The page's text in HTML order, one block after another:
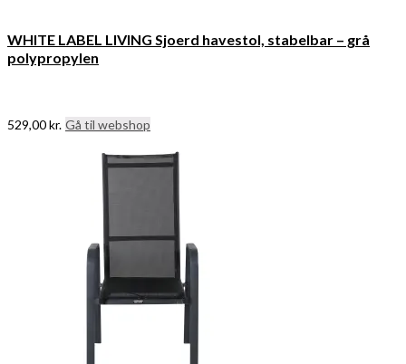
WHITE LABEL LIVING Sjoerd havestol, stabelbar – grå
polypropylen
529,00kr. Gå til webshop